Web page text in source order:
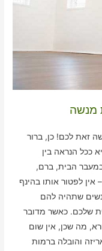
מנשה
זאת לכם! כן, ברור
ככל הנראה בין
במעבר הבית, ברם,
לפטור אותו בהינף
שתהיה להם
שלכם. כאשר מדובר
מה שכן, אין שום
והובלה ברמות